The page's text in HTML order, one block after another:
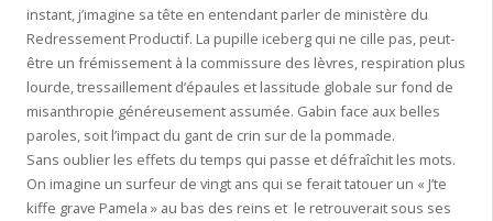
instant, j’imagine sa tête en entendant parler de ministère du
Redressement Productif. La pupille iceberg qui ne cille pas, peut-
être un frémissement à la commissure des lèvres, respiration plus
lourde, tressaillement d’épaules et lassitude globale sur fond de
misanthropie généreusement assumée. Gabin face aux belles
paroles, soit l’impact du gant de crin sur de la pommade.
Sans oublier les effets du temps qui passe et défraîchit les mots.
On imagine un surfeur de vingt ans qui se ferait tatouer un « J’te
kiffe grave Pamela » au bas des reins et le retrouverait sous ses